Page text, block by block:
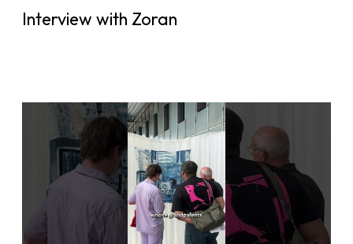
Interview with Zoran